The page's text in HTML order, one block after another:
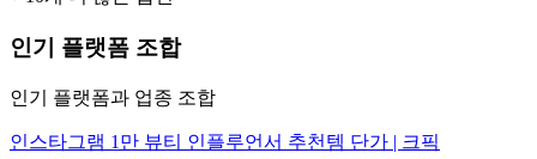
인기 플랫폼 조합
인기 플랫폼과 업종 조합
인스타그램 1만 뷰티 인플루언서 추천템 단가 | 크픽